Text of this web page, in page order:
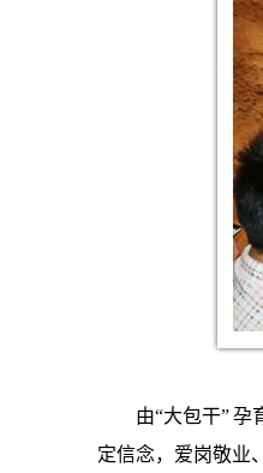
由“大包干”
定信念，爱岗敬业